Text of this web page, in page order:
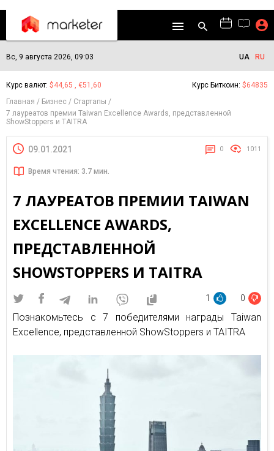
Вс, 9 августа 2026, 09:03 UA RU
Курс валют: $44,65 , €51,60 Курс Биткоин: $64835
Главная
Бизнес
Стартапы
7 лауреатов премии Taiwan Excellence Awards, представленной
ShowStoppers и TAITRA
09.01.2021 0 1011
Время чтения: 3.7 мин.
7 ЛАУРЕАТОВ ПРЕМИИ TAIWAN
EXCELLENCE AWARDS,
ПРЕДСТАВЛЕННОЙ
SHOWSTOPPERS И TAITRA
1 0
Познакомьтесь с 7 победителями награды Taiwan
Excellence, представленной ShowStoppers и TAITRA